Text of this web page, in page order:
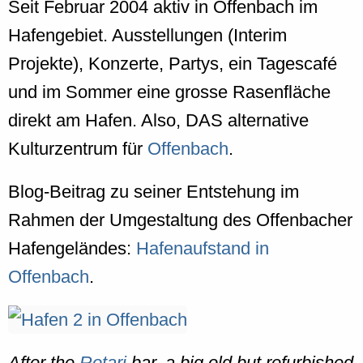
Seit Februar 2004 aktiv in Offenbach im
Hafengebiet. Ausstellungen (Interim
Projekte), Konzerte, Partys, ein Tagescafé
und im Sommer eine grosse Rasenfläche
direkt am Hafen. Also, DAS alternative
Kulturzentrum für Offenbach.
Blog-Beitrag zu seiner Entstehung im
Rahmen der Umgestaltung des Offenbacher
Hafengeländes: Hafenaufstand in
Offenbach.